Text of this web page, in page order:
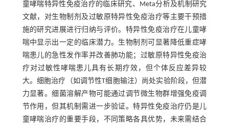
童哮喘特异性免疫治疗的临床研究、Meta分析及机制研究
文献，对生物制剂及过敏原特异性免疫治疗等主要干预措
施的研究进展进行归纳与评价。特异性免疫治疗在儿童哮
喘中显示出一定的临床潜力。生物制剂可显著降低重症哮
喘患儿的急性发作率并改善肺功能；过敏原特异性免疫治
疗对过敏性哮喘患儿具有长期疗效，但个体反应差异较
大。细胞治疗（如调节性T细胞输注）尚处实验阶段，但潜
力显著。细菌溶解产物可能通过调节微生物群增强免疫调
节作用，但其机制需进一步验证。特异性免疫治疗仍是儿
童哮喘治疗的重要手段，不同策略各具优势，未来需结合